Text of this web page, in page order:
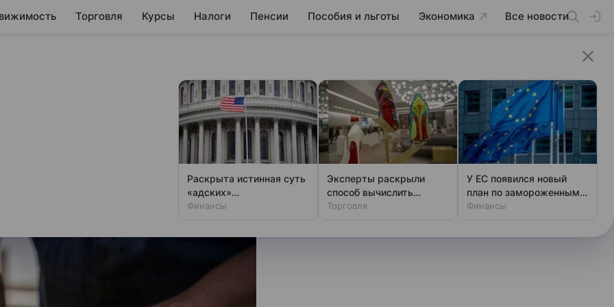
Торговля Курсы Налоги Пенсии Пособия и льготы Экономика Все новости
дисбалансе
нефтепродуктов
нефтепродуктов и
Раскрыта истинная суть
«адских»
антироссийских санкций
Финансы
Эксперты раскрыли
способ вычислить
фальшивый люкс за
Торговля
У ЕС появился новый
план по замороженным
активам России
Финансы